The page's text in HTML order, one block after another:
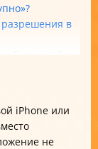
разрешения в
без
для
iPhone или
не